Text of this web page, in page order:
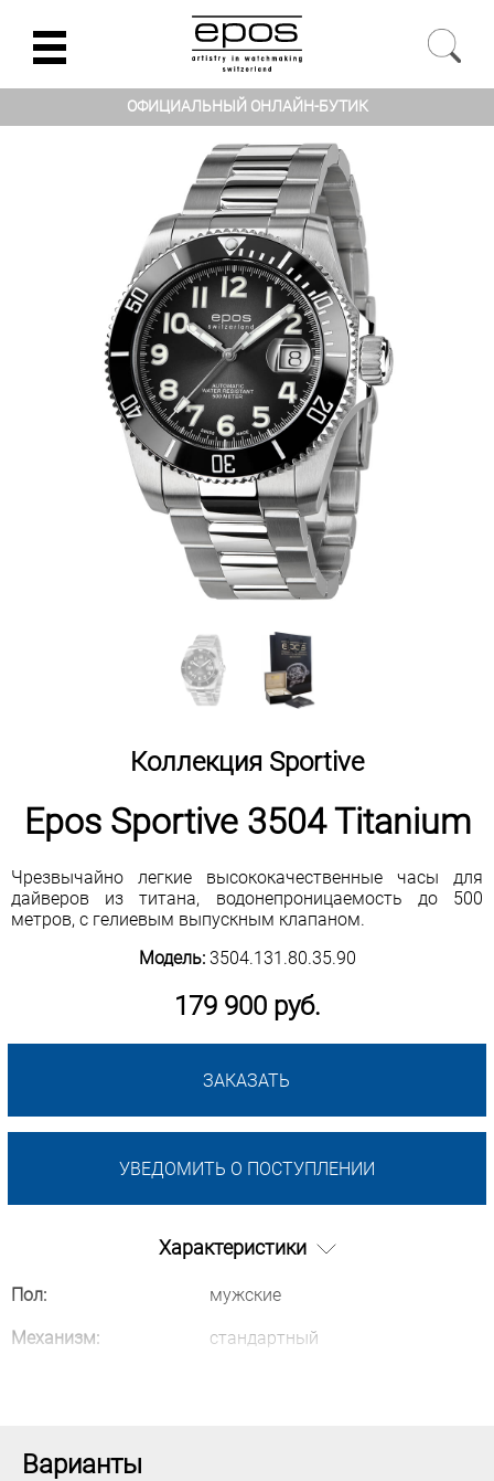
ОФИЦИАЛЬНЫЙ ОНЛАЙН-БУТИК
Коллекция Sportive
Epos Sportive 3504 Titanium
Чрезвычайно легкие высококачественные часы для
дайверов из титана, водонепроницаемость до 500
метров, с гелиевым выпускным клапаном.
Модель:3504.131.80.35.90
179 900 руб.
УВЕДОМИТЬ О ПОСТУПЛЕНИИ
ЗАКАЗАТЬ
Характеристики
Пол: мужские
Механизм: стандартный
Варианты